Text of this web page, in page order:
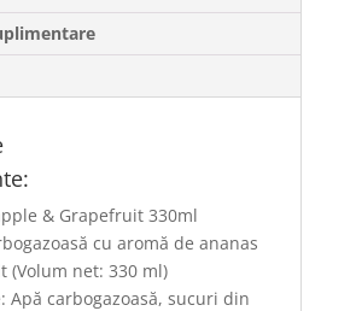
& Grapefruit 330ml
cu aromă de ananas
(Volum net: 330 ml)
Apă carbogazoasă, sucuri din